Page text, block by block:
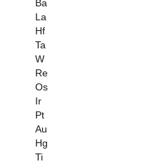
Ba
La
Hf
Ta
W
Re
Os
Ir
Pt
Au
Hg
Ti